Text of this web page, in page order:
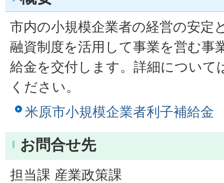
市内の小規模企業者の経営の安定
融資制度を活用して事業を営む事
給金を交付します。詳細について
ください。
米原市小規模企業者利子補給金
お問合せ先
担当課 産業政策課